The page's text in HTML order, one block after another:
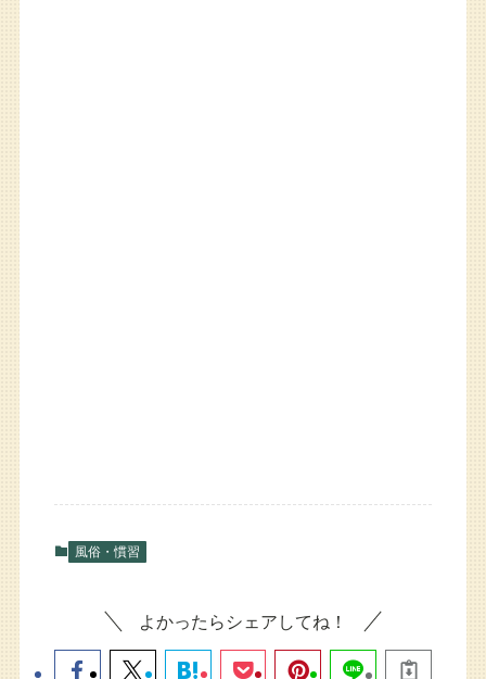
風俗・慣習
よかったらシェアしてね！